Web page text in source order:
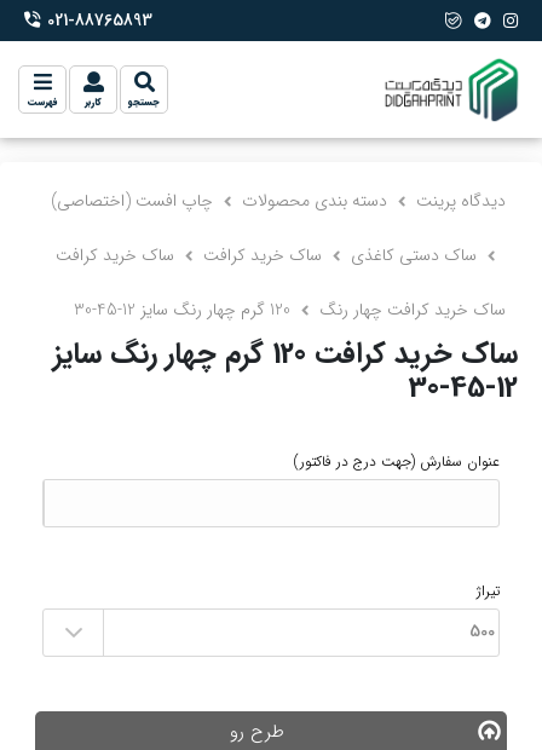
phone-2 021-88765893
جستجو کاربر فهرست
دیدگاه پرینت دسته بندی محصولات چاپ افست (اختصاصی)
ساک دستی کاغذی ساک خرید کرافت
ساک خرید کرافت چهار رنگ
ساک خرید کرافت
120 گرم چهار رنگ سایز 12-45-30
ساک خرید کرافت 120 گرم چهار رنگ سایز
12-45-30
عنوان سفارش (جهت درج در فاکتور)
تیراژ
طرح رو